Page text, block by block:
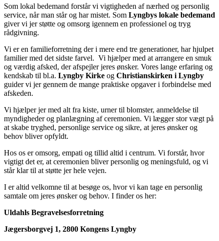
Som lokal bedemand forstår vi vigtigheden af nærhed og personlig
service, når man står og har mistet. Som Lyngbys lokale bedemand
giver vi jer støtte og omsorg igennem en professionel og tryg
rådgivning.
Vi er en familieforretning der i mere end tre generationer, har hjulpet
familier med det sidste farvel. Vi hjælpermed at arrangere en smuk
og værdig afsked, der afspejler jeres ønsker. Vores lange erfaring og
kendskab til bl.a. Lyngby Kirke og Christianskirken i Lyngby
guider vi jer gennem de mange praktiske opgaver i forbindelse med
afskeden.
Vi hjælper jer med alt fra kiste, urner til blomster, anmeldelse til
myndigheder og planlægning af ceremonien. Vi lægger stor vægt på
at skabe tryghed, personlige service og sikre, at jeres ønsker og
behov bliver opfyldt.
Hos os er omsorg, empati og tillid altid i centrum. Vi forstår, hvor
vigtigt det er, at ceremonien bliver personlig og meningsfuld, og vi
står klar til at støtte jer hele vejen.
I er altid velkomne til at besøge os, hvor vi kan tage en personlig
samtale om jeres ønsker og behov. I finder os her:
Uldahls Begravelsesforretning
Jægersborgvej 1, 2800 Kongens Lyngby